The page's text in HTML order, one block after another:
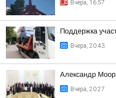
Вчера, 16:57
Поддержка
Вчера, 20:43
Александр Моор
Вчера, 20:27